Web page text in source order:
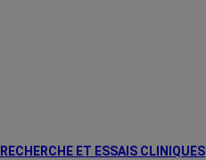
RECHERCHE ET ESSAIS CLINIQUES